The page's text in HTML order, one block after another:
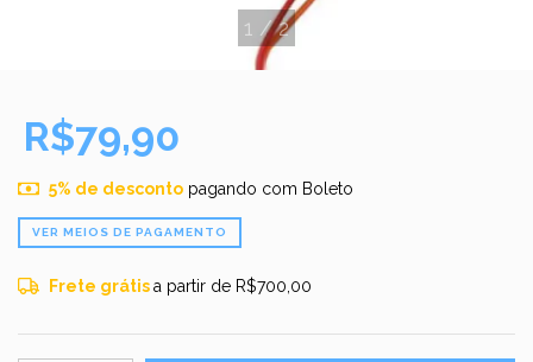
1 /2
R$79,90
5% de descontopagando com Boleto
VER MEIOS DE PAGAMENTO
Frete grátisa partir de R$700,00